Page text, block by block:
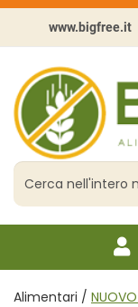
Passa
contenuto
principale
www.bigfree.it
BigFree
-
Punto
celiachia
Cerca
Prodotto
Alimentari /